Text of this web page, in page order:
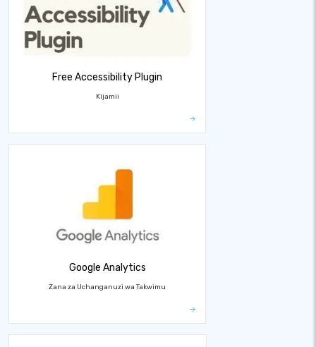
Free Accessibility Plugin
Kijamii
Google Analytics
Zana za Uchanganuzi wa Takwimu